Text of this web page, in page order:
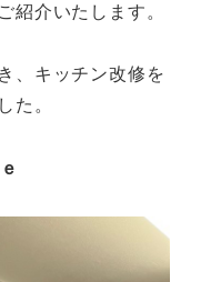
紹介いたします。
、キッチン改修を
た。